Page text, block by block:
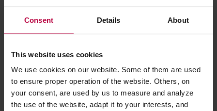
Consent Details About
This website uses cookies
We use cookies on our website. Some of them are used
to ensure proper operation of the website. Others, on
your consent, are used by us to measure and analyze
the use of the website, adapt it to your interests, and
CECHY
Może Cię zainteresować